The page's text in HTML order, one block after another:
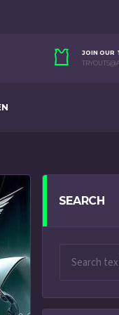
JOIN OUR
SEARCH